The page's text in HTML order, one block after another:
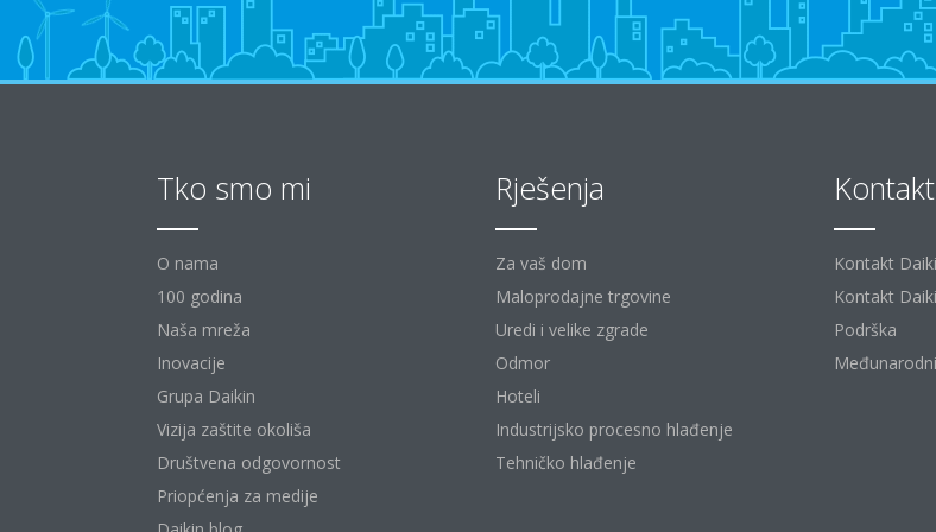
Tko smo mi
O nama
100 godina
Naša mreža
Inovacije
Grupa Daikin
Vizija zaštite okoliša
Društvena odgovornost
Priopćenja za medije
Rješenja
Za vaš dom
Maloprodajne trgovine
Uredi i velike zgrade
Odmor
Hoteli
Industrijsko procesno hlađenje
Tehničko hlađenje
Kontakt
Kontakt
Kontakt
Podrška